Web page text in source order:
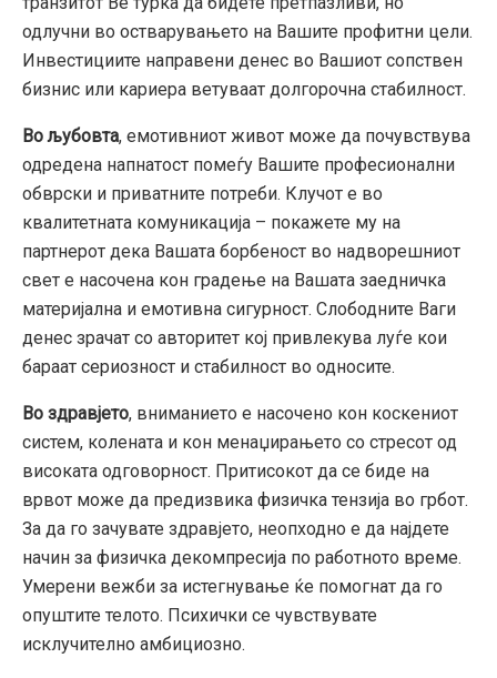
одлучни во остварувањето на Вашите профитни цели.
Инвестициите направени денес во Вашиот сопствен
бизнис или кариера ветуваат долгорочна стабилност.
Во љубовта, емотивниот живот може да почувствува
одредена напнатост помеѓу Вашите професионални
обврски и приватните потреби. Клучот е во
квалитетната комуникација – покажете му на
партнерот дека Вашата борбеност во надворешниот
свет е насочена кон градење на Вашата заедничка
материјална и емотивна сигурност. Слободните Ваги
денес зрачат со авторитет кој привлекува луѓе кои
бараат сериозност и стабилност во односите.
Во здравјето, вниманието е насочено кон коскениот
систем, колената и кон менаџирањето со стресот од
високата одговорност. Притисокот да се биде на
врвот може да предизвика физичка тензија во грбот.
За да го зачувате здравјето, неопходно е да најдете
начин за физичка декомпресија по работното време.
Умерени вежби за истегнување ќе помогнат да го
опуштите телото. Психички се чувствувате
исклучително амбициозно.